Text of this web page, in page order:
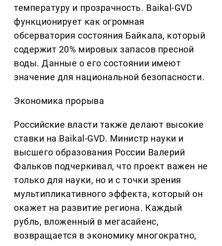
температуру и прозрачность. Baikal-GVD
функционирует как огромная
обсерватория состояния Байкала, который
содержит 20% мировых запасов пресной
воды. Данные о его состоянии имеют
значение для национальной безопасности.
Экономика прорыва
Российские власти также делают высокие
ставки на Baikal-GVD. Министр науки и
высшего образования России Валерий
Фальков подчеркивал, что проект важен не
только для науки, но и с точки зрения
мультипликативного эффекта, который он
окажет на развитие региона. Каждый
рубль, вложенный в мегасайенс,
возвращается в экономику многократно,